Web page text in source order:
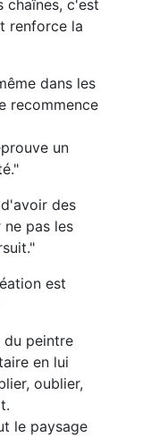
chaînes, c'est
renforce la
dans les
recommence
un
des
pas les
est
du peintre
en lui
oublier,
le paysage